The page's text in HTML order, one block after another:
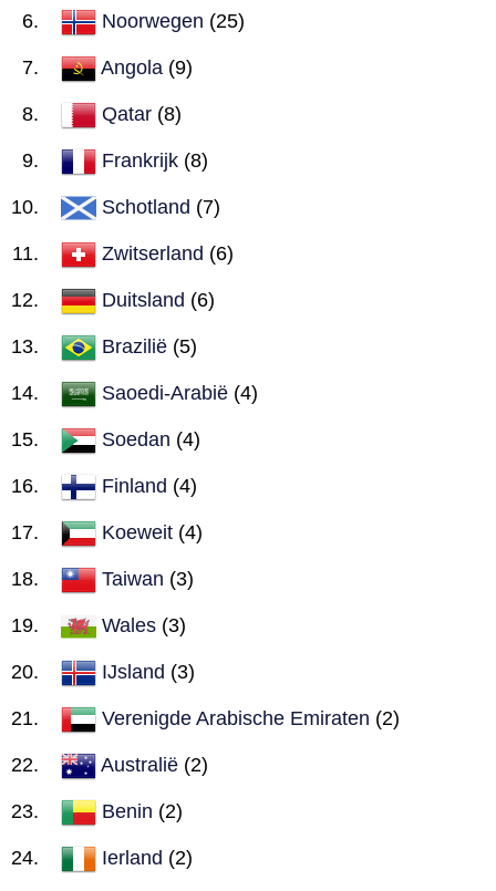
Noorwegen (25)
Angola (9)
Qatar (8)
Frankrijk (8)
Schotland (7)
Zwitserland (6)
Duitsland (6)
Brazilië (5)
Saoedi-Arabië (4)
Soedan (4)
Finland (4)
Koeweit (4)
Taiwan (3)
Wales (3)
IJsland (3)
Verenigde Arabische Emiraten (2)
Australië (2)
Benin (2)
Ierland (2)